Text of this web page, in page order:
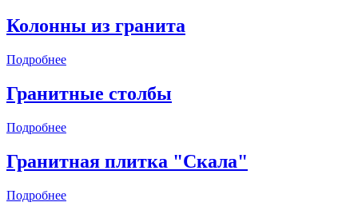
Колонны из гранита
Подробнее
Гранитные столбы
Подробнее
Гранитная плитка "Скала"
Подробнее